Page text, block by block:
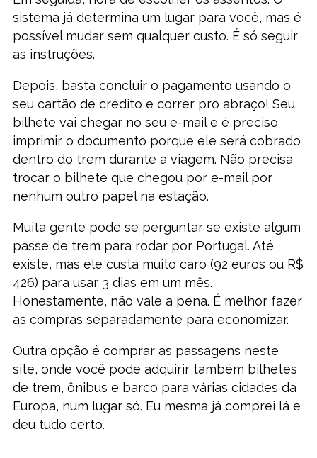
sistema já determina um lugar para você, mas é
possível mudar sem qualquer custo. É só seguir
as instruções.
Depois, basta concluir o pagamento usando o
seu cartão de crédito e correr pro abraço! Seu
bilhete vai chegar no seu e-mail e é preciso
imprimir o documento porque ele será cobrado
dentro do trem durante a viagem. Não precisa
trocar o bilhete que chegou por e-mail por
nenhum outro papel na estação.
Muita gente pode se perguntar se existe algum
passe de trem para rodar por Portugal. Até
existe, mas ele custa muito caro (92 euros ou R$
426) para usar 3 dias em um mês.
Honestamente, não vale a pena. É melhor fazer
as compras separadamente para economizar.
Outra opção é comprar as passagens neste
site, onde você pode adquirir também bilhetes
de trem, ônibus e barco para várias cidades da
Europa, num lugar só. Eu mesma já comprei lá e
deu tudo certo.